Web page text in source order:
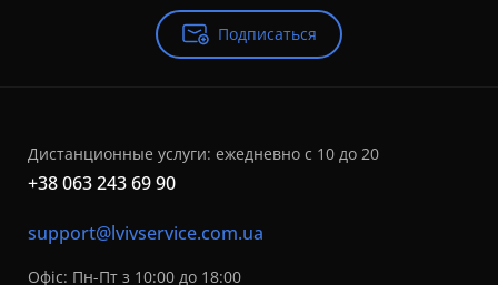
Подписаться
Дистанционные услуги: ежедневно с 10 до 20
+38 063 243 69 90
support@lvivservice.com.ua
Офіс: Пн-Пт з 10:00 до 18:00